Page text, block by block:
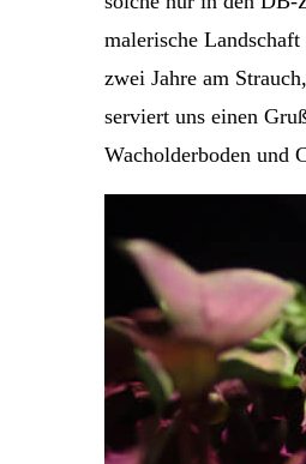
malerische
zwei Jahre am
serviert uns einen
Wacholderboden und